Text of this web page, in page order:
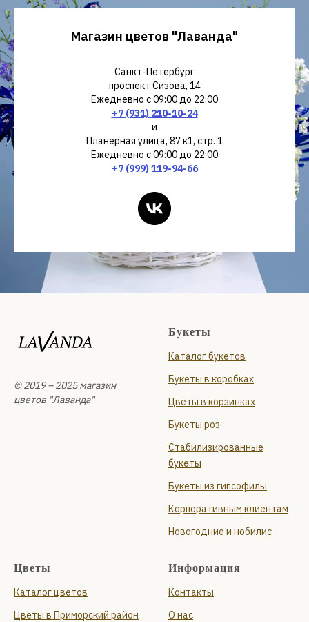
В коробках
Магазин цветов "Лаванда"
Санкт-Петербург
проспект Сизова, 14
Ежедневно с 09:00 до 22:00
+7 (931) 210-10-24
и
Планерная улица, 87 к1, стр. 1
Ежедневно с 09:00 до 22:00
+7 (999) 119-94-66
© 2019 – 2025 магазин
цветов "Лаванда"
Букеты
Каталог букетов
Букеты в коробках
Цветы в корзинках
Букеты роз
Стабилизированные
букеты
Букеты из гипсофилы
Корпоративным клиентам
Новогодние и нобилис
Цветы
Каталог цветов
Цветы в Приморский район
Информация
Контакты
О нас